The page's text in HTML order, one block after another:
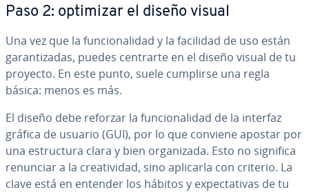
Paso 2: optimizar el diseño visual
Una vez que la fu­n­cio­na­li­dad y la facilidad de uso están
ga­ra­n­ti­za­das, puedes centrarte en el diseño visual de tu
proyecto. En este punto, suele cumplirse una regla
básica: menos es más.
El diseño debe reforzar la fu­n­cio­na­li­dad de la interfaz
gráfica de usuario (GUI), por lo que conviene apostar por
una es­tru­c­tu­ra clara y bien or­ga­ni­za­da. Esto no significa
renunciar a la crea­ti­vi­dad, sino aplicarla con criterio. La
clave está en entender los hábitos y ex­pe­c­ta­ti­vas de tu